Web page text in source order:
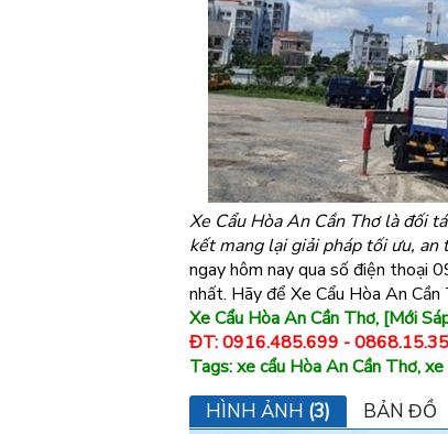
Xe Cẩu Hòa An Cần Thơ là đối
kết mang lại giải pháp tối ưu, an
ngay hôm nay qua số điện thoại
nhất. Hãy để Xe Cẩu Hòa An
Xe Cẩu Hòa An Cần Thơ, [Mới
ĐT: 0916.485.699 -
Tags: xe cẩu Hòa An Cần Thơ,
HÌNH ẢNH (3) BẢN ĐỒ